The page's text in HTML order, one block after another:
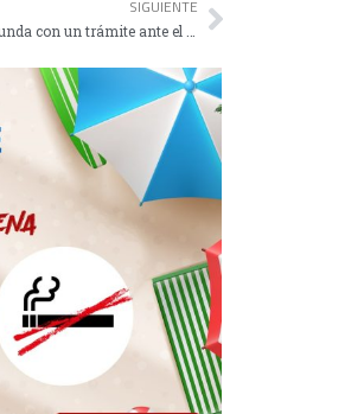
SIGUIENTE